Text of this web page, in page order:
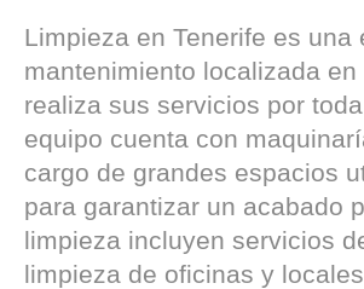
Limpieza en Tenerife es
mantenimiento localizada
realiza sus servicios por
equipo cuenta con
cargo de grandes espacios
para garantizar un acabado
limpieza incluyen servicios
limpieza de oficinas y